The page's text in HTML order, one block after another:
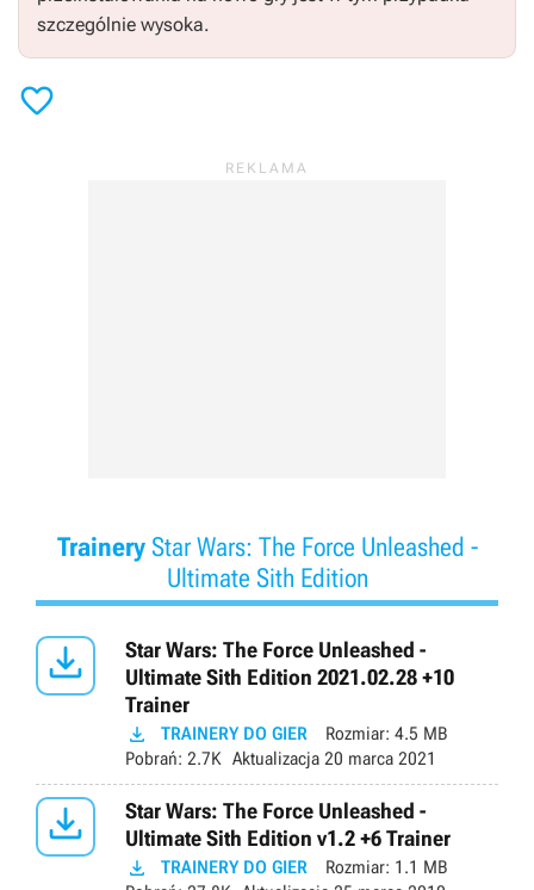
szczególnie wysoka.

TraineryStar Wars: The Force Unleashed -
Ultimate Sith Edition

Star Wars: The Force Unleashed -
Ultimate Sith Edition 2021.02.28 +10
Trainer
 TRAINERY DO GIER Rozmiar: 4.5 MB
Pobrań: 2.7K Aktualizacja 20 marca 2021

Star Wars: The Force Unleashed -
Ultimate Sith Edition v1.2 +6 Trainer
 TRAINERY DO GIER Rozmiar: 1.1 MB